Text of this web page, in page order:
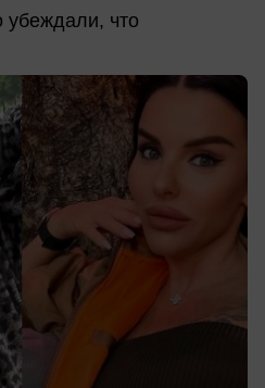
убеждали, что